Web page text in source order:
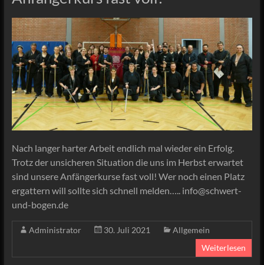
Nach langer harter Arbeit endlich mal wieder ein Erfolg.
Trotz der unsicheren Situation die uns im Herbst erwartet
sind unsere Anfängerkurse fast voll! Wer noch einen Platz
ergattern will sollte sich schnell melden….. info@schwert-
und-bogen.de
Administrator 30. Juli 2021
Allgemein
Weiterlesen